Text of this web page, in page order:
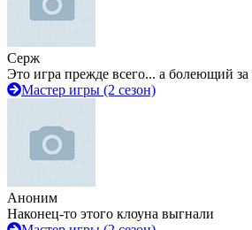
Серж
Это игра прежде всего... а болеющий
Мастер игры (2 сезон)
Аноним
Наконец-то этого клоуна выгнали